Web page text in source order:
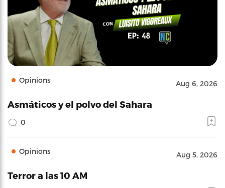
Opinions Aug 6, 2026
Asmáticos y el polvo del Sahara
0
Opinions Aug 5, 2026
Terror a las 10 AM